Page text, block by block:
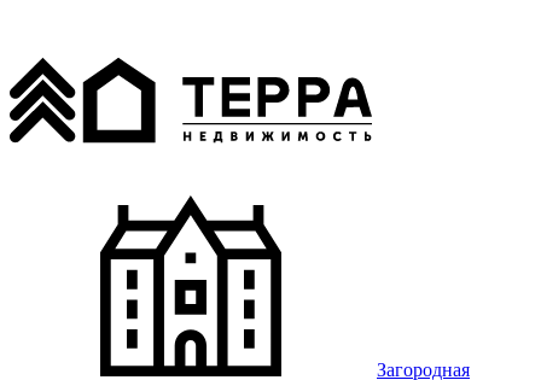
Загородная